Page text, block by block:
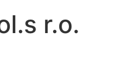
r.o.